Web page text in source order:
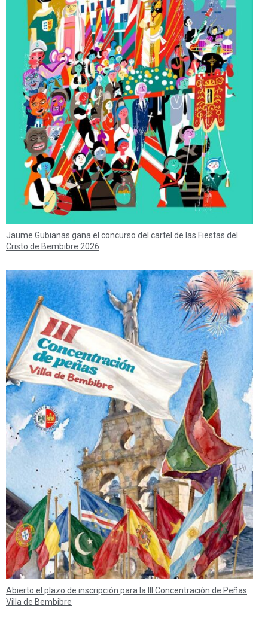
Jaume Gubianas gana el concurso del cartel de las Fiestas del
Cristo de Bembibre 2026
Abierto el plazo de inscripción para la III Concentración de Peñas
Villa de Bembibre